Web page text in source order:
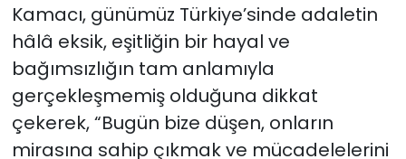
Kamacı, günümüz Türkiye’sinde adaletin
hâlâ eksik, eşitliğin bir hayal ve
bağımsızlığın tam anlamıyla
gerçekleşmemiş olduğuna dikkat
çekerek, “Bugün bize düşen, onların
mirasına sahip çıkmak ve mücadelelerini